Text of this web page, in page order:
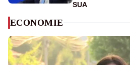
SUA
ECONOMIE